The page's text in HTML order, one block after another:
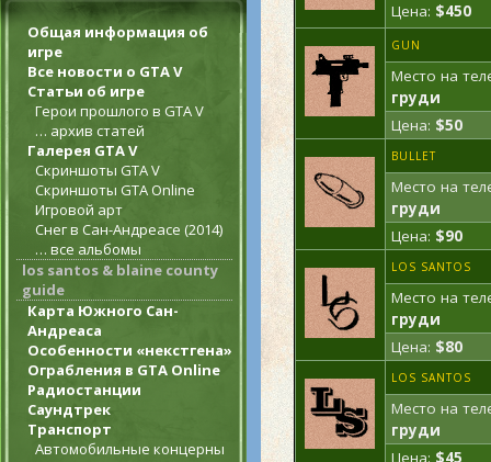
Общая информация об
игре
Все новости о GTA V
Статьи об игре
Герои прошлого в GTA V
… архив статей
Галерея GTA V
Скриншоты GTA V
Скриншоты GTA Online
Игровой арт
Снег в Сан-Андреасе (2014)
… все альбомы
los santos & blaine county
guide
Карта Южного Сан-
Андреаса
Особенности «некстгена»
Ограбления в GTA Online
Радиостанции
Саундтрек
Транспорт
Автомобильные концерны
Цена: $450
GUN
Место на
груди
Цена: $50
BULLET
Место на
груди
Цена: $90
LOS SANTOS
Место на
груди
Цена: $80
LOS SANTOS
Место на
груди
Цена: $45